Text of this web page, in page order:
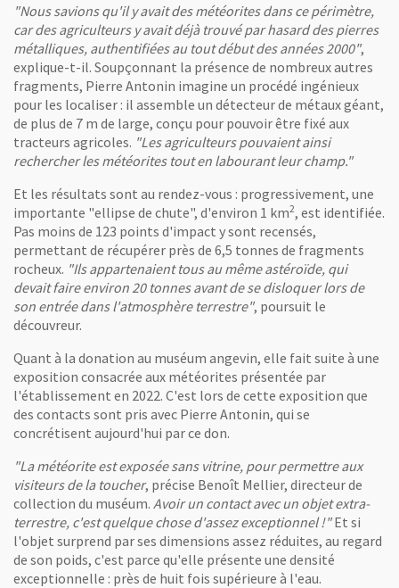
"Nous savions qu'il y avait des météorites dans ce périmètre,
car des agriculteurs y avait déjà trouvé par hasard des pierres
métalliques, authentifiées au tout début des années 2000",
explique-t-il. Soupçonnant la présence de nombreux autres
fragments, Pierre Antonin imagine un procédé ingénieux
pour les localiser : il assemble un détecteur de métaux géant,
de plus de 7 m de large, conçu pour pouvoir être fixé aux
tracteurs agricoles. "Les agriculteurs pouvaient ainsi
rechercher les météorites tout en labourant leur champ."
Et les résultats sont au rendez-vous : progressivement, une
importante "ellipse de chute", d'environ 1 km2, est identifiée.
Pas moins de 123 points d'impact y sont recensés,
permettant de récupérer près de 6,5 tonnes de fragments
rocheux. "Ils appartenaient tous au même astéroïde, qui
devait faire environ 20 tonnes avant de se disloquer lors de
son entrée dans l'atmosphère terrestre", poursuit le
découvreur.
Quant à la donation au muséum angevin, elle fait suite à une
exposition consacrée aux météorites présentée par
l'établissement en 2022. C'est lors de cette exposition que
des contacts sont pris avec Pierre Antonin, qui se
concrétisent aujourd'hui par ce don.
"La météorite est exposée sans vitrine, pour permettre aux
visiteurs de la toucher, précise Benoît Mellier, directeur de
collection du muséum. Avoir un contact avec un objet extra-
terrestre, c'est quelque chose d'assez exceptionnel !"Et si
l'objet surprend par ses dimensions assez réduites, au regard
de son poids, c'est parce qu'elle présente une densité
exceptionnelle : près de huit fois supérieure à l'eau.